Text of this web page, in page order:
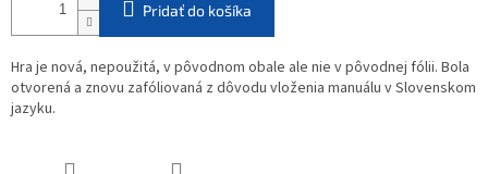
Pridať do košíka
Hra je nová, nepoužitá, v pôvodnom obale ale nie v pôvodnej fólii. Bola
otvorená a znovu zafóliovaná z dôvodu vloženia manuálu v Slovenskom
jazyku.